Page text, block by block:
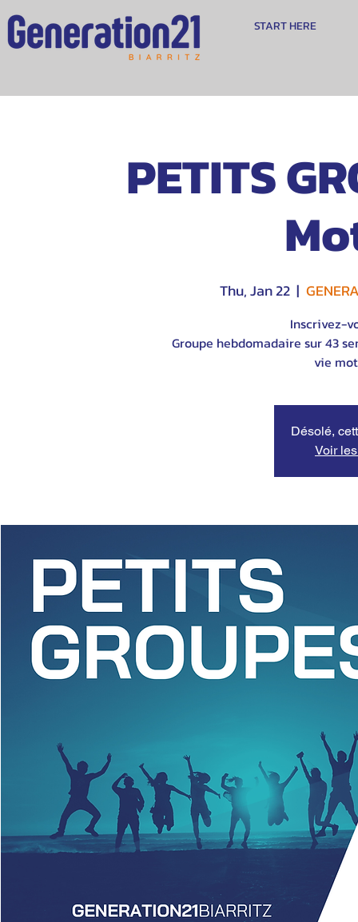
START HERE
PETITS
Thu, Jan 22
  |
Inscrivez-
Groupe hebdomadaire sur 43
vie
Désolé,
Voir